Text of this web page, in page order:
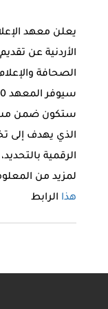
يعلن معهد
الأردنية عن
الصحافة
ستكون ضمن
الذي يهدف إلى
الرقمية
لمزيد من
هذا الرابط